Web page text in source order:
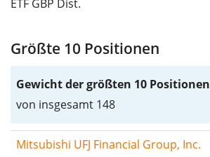
ETF GBP Dist.
Größte 10 Positionen
Gewicht der größten 10 Positionen
von insgesamt 148
Mitsubishi UFJ Financial Group, Inc.